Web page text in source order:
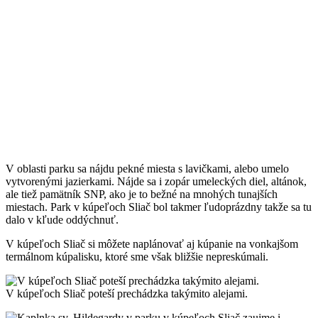
V oblasti parku sa nájdu pekné miesta s lavičkami, alebo umelo
vytvorenými jazierkami. Nájde sa i zopár umeleckých diel, altánok,
ale tiež pamätník SNP, ako je to bežné na mnohých tunajších
miestach. Park v kúpeľoch Sliač bol takmer ľudoprázdny takže sa tu
dalo v kľude oddýchnuť.
V kúpeľoch Sliač si môžete naplánovať aj kúpanie na vonkajšom
termálnom kúpalisku, ktoré sme však bližšie nepreskúmali.
V kúpeľoch Sliač poteší prechádzka takýmito alejami.